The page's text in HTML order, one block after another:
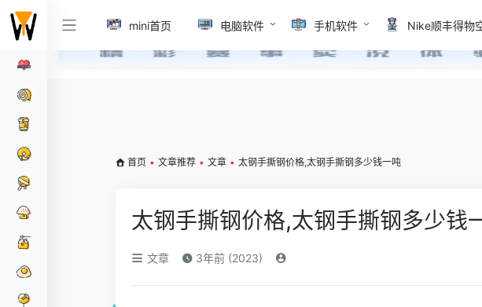
mini首页 电脑软件 手机软件 Nike顺丰得物
首页 • 文章推荐 • 文章 • 太钢手撕钢价格,太钢手撕钢多少钱一吨
太钢手撕钢价格,太钢手撕钢多少钱
文章 3年前 (2023)